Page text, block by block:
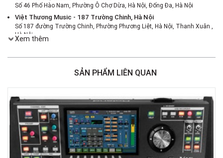
Số 46 Phố Hào Nam, Phường Ô Chợ Dừa, Hà Nội, Đống Đa, Hà Nội
Việt Thương Music - 187 Trường Chinh, Hà Nội
Số 187 đường Trường Chinh, Phường Phương Liệt, Hà Nội, Thanh Xuân ,
Hà Nội
Việt Thương Music - 369 Điện Biên Phủ
Việt Thương Music - 180 Võ Thị Sáu
180B Võ Thị Sáu, Phường Xuân Hòa, TPHCM, Quận 3, Hồ Chí Minh
Việt Thương Music - Crescent Mall
6F-01 Tầng 6 Trung Tâm Thương Mại Crescent Mall, 101 Tôn Dật Tiên,
Phường Tân Mỹ, TPHCM, Quận 7, Hồ Chí Minh
Việt Thương Music - 49E Phan Đăng Lưu
49E Phan Đăng Lưu, Phường Bình Thạnh, TPHCM, Quận Bình Thạnh, Hồ
Xem thêm
SẢN PHẨM LIÊN QUAN